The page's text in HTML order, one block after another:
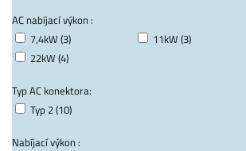
AC nabíjací výkon :
7,4kW (3)
11kW (3)
22kW (4)
Typ AC konektora:
Typ 2 (10)
Nabíjací výkon :